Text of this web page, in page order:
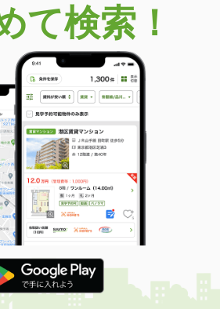
て検索！